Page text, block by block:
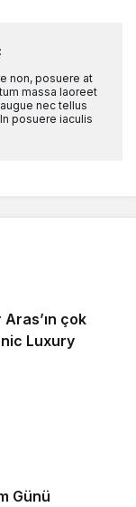
non, posuere at
massa laoreet
nec tellus
posuere iaculis
çok
Luxury
Günü